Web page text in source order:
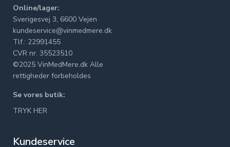
Online/lager:
Sverigesvej 3, 6600 Vejen
kundeservice@vinmedmere.dk
Tlf.: 22991455
CVR nr. 35523510
©2025 VinMedMere.dk Alle
rettigheder forbeholdes
Se vores butik:
TRYK HER
Kundeservice